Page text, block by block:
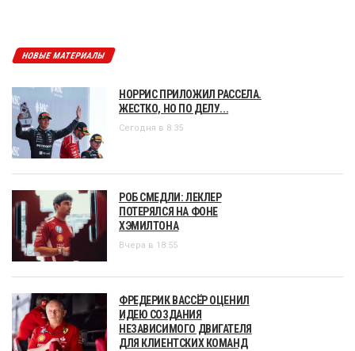
НОВЫЕ МАТЕРИАЛЫ
НОРРИС ПРИЛОЖИЛ РАССЕЛА.
ЖЕСТКО, НО ПО ДЕЛУ...
Сегодня в 8:35
РОБ СМЕДЛИ: ЛЕКЛЕР
ПОТЕРЯЛСЯ НА ФОНЕ
ХЭМИЛТОНА
Вчера в 18:55
ФРЕДЕРИК ВАССЁР ОЦЕНИЛ
ИДЕЮ СОЗДАНИЯ
НЕЗАВИСИМОГО ДВИГАТЕЛЯ
ДЛЯ КЛИЕНТСКИХ КОМАНД